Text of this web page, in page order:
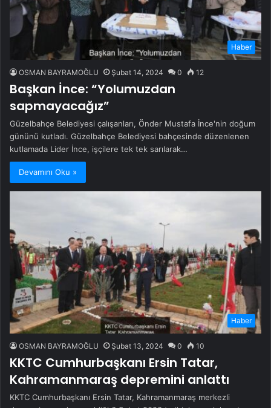
Haber
OSMAN BAYRAMOĞLU Şubat 14, 2024 0 12
Başkan İnce: “Yolumuzdan
sapmayacağız”
Güzelbahçe Belediyesi çalışanları, Önder Mustafa İnce'nin doğum
gününü kutladı. Güzelbahçe Belediyesi bahçesinde düzenlenen
kutlamada Lider İnce, işçilere tek tek sarılarak…
Devamını Oku »
Haber
OSMAN BAYRAMOĞLU Şubat 13, 2024 0 10
KKTC Cumhurbaşkanı Ersin Tatar,
Kahramanmaraş depremini anlattı
KKTC Cumhurbaşkanı Ersin Tatar, Kahramanmaraş merkezli